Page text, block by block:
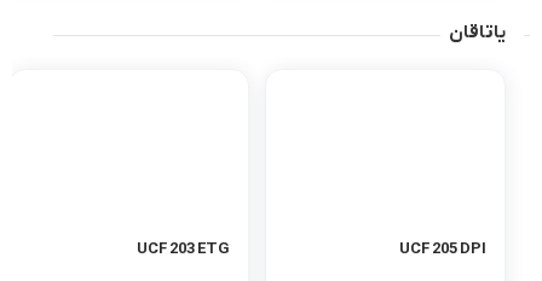
یاتاقان
UCF 205 DPI
UCF 203 ETG